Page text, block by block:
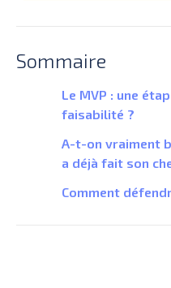
Sommaire
‍‍Le MVP : une
faisabilité ?
A-t-on vraiment
a déjà fait son
Comment